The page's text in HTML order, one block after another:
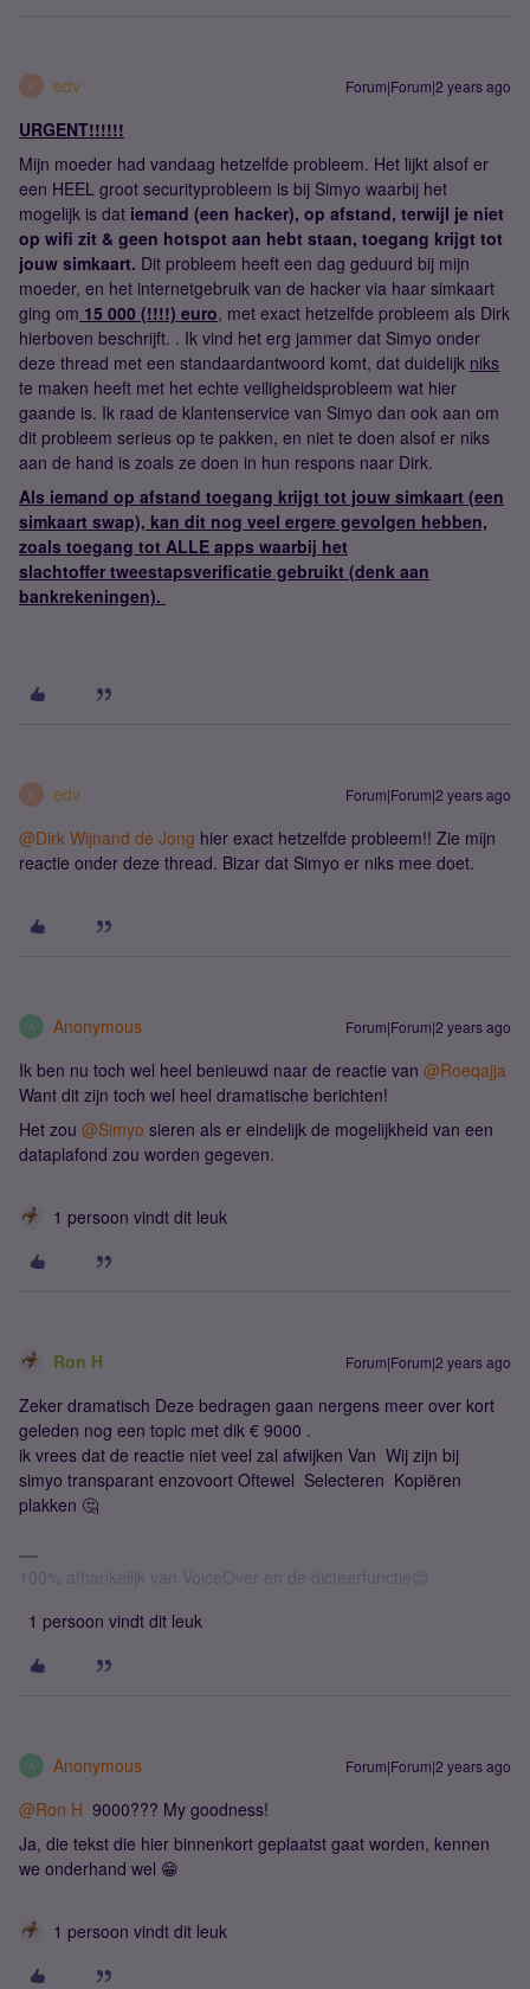
E edv Forum|Forum|2 years ago
URGENT!!!!!!
Mijn moeder had vandaag hetzelfde probleem. Het lijkt alsof er
een HEEL groot securityprobleem is bij Simyo waarbij het
mogelijk is dat iemand (een hacker), op afstand, terwijl je niet
op wifi zit & geen hotspot aan hebt staan, toegang krijgt tot
jouw simkaart. Dit probleem heeft een dag geduurd bij mijn
moeder, en het internetgebruik van de hacker via haar simkaart
ging om 15 000 (!!!!) euro, met exact hetzelfde probleem als Dirk
hierboven beschrijft. . Ik vind het erg jammer dat Simyo onder
deze thread met een standaardantwoord komt, dat duidelijk niks
te maken heeft met het echte veiligheidsprobleem wat hier
gaande is. Ik raad de klantenservice van Simyo dan ook aan om
dit probleem serieus op te pakken, en niet te doen alsof er niks
aan de hand is zoals ze doen in hun respons naar Dirk.
Als iemand op afstand toegang krijgt tot jouw simkaart (een
simkaart swap), kan dit nog veel ergere gevolgen hebben,
zoals toegang tot ALLE apps waarbij het
slachtoffer tweestapsverificatie gebruikt (denk aan
bankrekeningen).
E edv Forum|Forum|2 years ago
@Dirk Wijnand de Jong hier exact hetzelfde probleem!! Zie mijn
reactie onder deze thread. Bizar dat Simyo er niks mee doet.
A Anonymous Forum|Forum|2 years ago
Ik ben nu toch wel heel benieuwd naar de reactie van @Roeqajja
Want dit zijn toch wel heel dramatische berichten!
Het zou @Simyo sieren als er eindelijk de mogelijkheid van een
dataplafond zou worden gegeven.
1 persoon vindt dit leuk
Ron H Forum|Forum|2 years ago
Zeker dramatisch Deze bedragen gaan nergens meer over kort
geleden nog een topic met dik € 9000 .
ik vrees dat de reactie niet veel zal afwijken Van Wij zijn bij
simyo transparant enzovoort Oftewel Selecteren Kopiëren
plakken 🤔
100% afhankelijk van VoiceOver en de dicteerfunctie😉
1 persoon vindt dit leuk
A Anonymous Forum|Forum|2 years ago
@Ron H 9000??? My goodness!
Ja, die tekst die hier binnenkort geplaatst gaat worden, kennen
we onderhand wel 😁
1 persoon vindt dit leuk